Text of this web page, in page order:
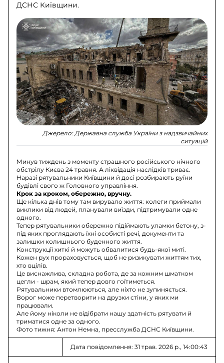
ДСНС Київщини.
Джерело: Державна служба України з надзвичайних
ситуацій
Минув тиждень з моменту страшного російського нічного
обстрілу Києва 24 травня. А ліквідація наслідків триває.
Наразі рятувальники Київщини й досі розбирають руїни
будівлі свого ж Головного управління.
Крок за кроком, обережно, вручну.
Ще кілька днів тому там вирувало життя: колеги приймали
виклики від людей, планували виїзди, підтримували одне
одного.
Тепер рятувальники обережно підіймають уламки бетону, з-
під яких проглядають їхні особисті речі, документи та
залишки колишнього буденного життя.
Конструкції хиткі й можуть обвалитися будь-якої миті.
Кожен рух прораховується, щоб не ризикувати життям тих,
хто вцілів.
Це виснажлива, складна робота, де за кожним шматком
цегли - шрам, який тепер довго гоїтиметься.
Рятувальники втомлюються, але ніхто не зупиняється.
Ворог може перетворити на друзки стіни, у яких ми
працювали.
Але йому ніколи не відібрати нашу здатність рятувати й
триматися одне за одного.
Фото тижня: Антон Немна, пресслужба ДСНС Київщини.
Дата повідомлення: 31 трав. 2026 р., 14:00:43